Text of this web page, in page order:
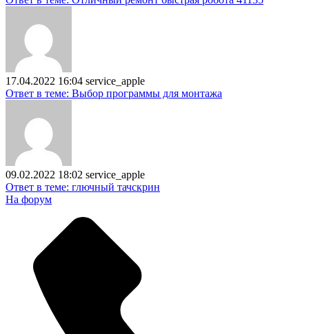
17.04.2022 16:04 service_apple
Ответ в теме: Выбор программы для монтажа
09.02.2022 18:02 service_apple
Ответ в теме: глючный тачскрин
На форум